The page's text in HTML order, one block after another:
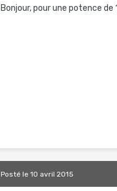
Bonjour, pour une potence
Postéle 10 avril 2015